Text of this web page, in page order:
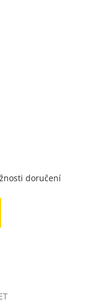
doručení